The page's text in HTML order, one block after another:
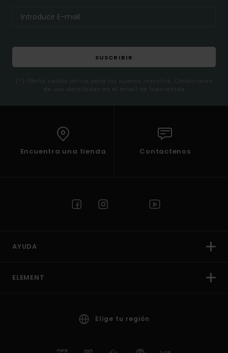
SUSCRIBIR
(*) Oferta valida online para los nuevos inscritos. Condiciones
de uso detalladas en el email de bienvenida
Encuentra una tienda Contactenos
AYUDA
ELEMENT
Elige tu región